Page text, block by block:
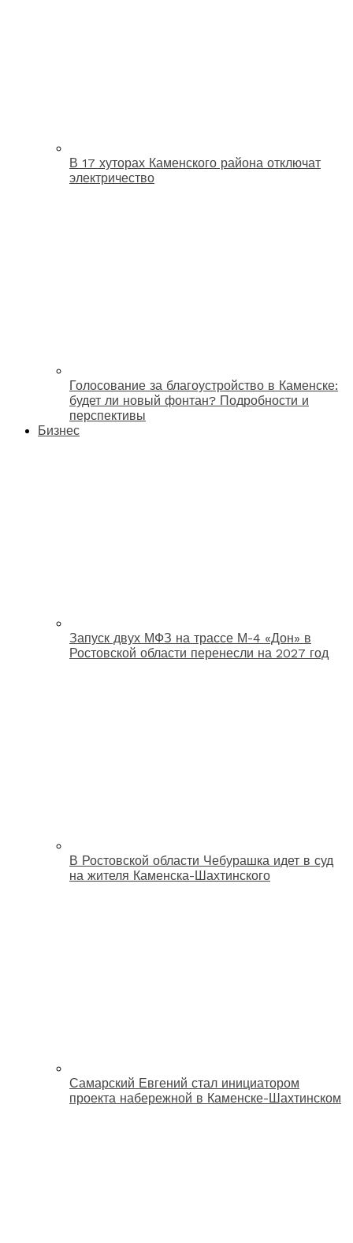
В 17 хуторах Каменского района отключат
электричество
Голосование за благоустройство в Каменске:
будет ли новый фонтан? Подробности и
перспективы
Бизнес
Запуск двух МФЗ на трассе М-4 «Дон» в
Ростовской области перенесли на 2027 год
В Ростовской области Чебурашка идет в суд
на жителя Каменска-Шахтинского
Самарский Евгений стал инициатором
проекта набережной в Каменске-Шахтинском